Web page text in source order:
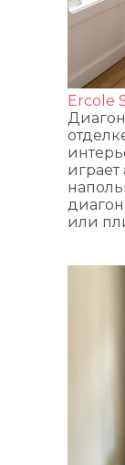
Ercole
или